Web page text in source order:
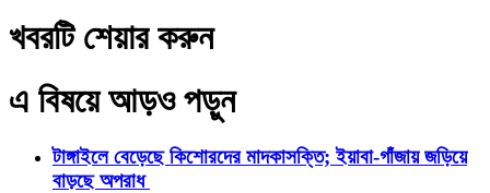
খবরটি শেয়ার করুন
এ বিষয়ে আড়ও পড়ুন
টাঙ্গাইলে বেড়েছে কিশোরদের মাদকাসক্তি; ইয়াবা-গাঁজায় জড়িয়ে
বাড়ছে অপরাধ